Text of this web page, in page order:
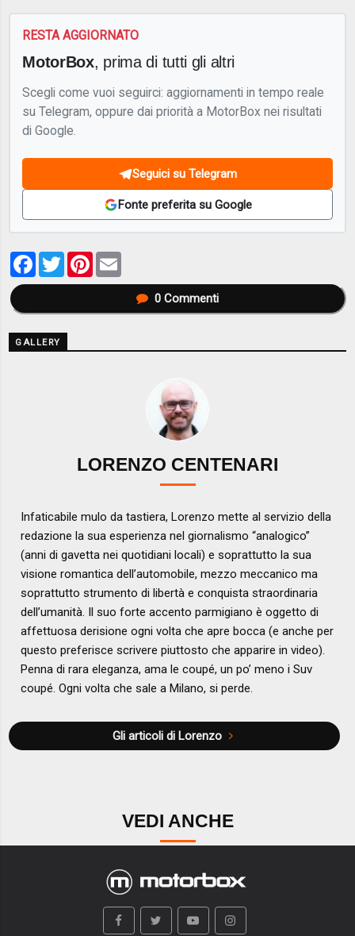
RESTA AGGIORNATO
MotorBox, prima di tutti gli altri
Scegli come vuoi seguirci: aggiornamenti in tempo reale
su Telegram, oppure dai priorità a MotorBox nei risultati
di Google.
Seguici su Telegram
Fonte preferita su Google
Facebook
TwitterPinterest
0Commenti
GALLERY
LORENZO CENTENARI
Infaticabile mulo da tastiera, Lorenzo mette al servizio della
redazione la sua esperienza nel giornalismo “analogico”
(anni di gavetta nei quotidiani locali) e soprattutto la sua
visione romantica dell’automobile, mezzo meccanico ma
soprattutto strumento di libertà e conquista straordinaria
dell’umanità. Il suo forte accento parmigiano è oggetto di
affettuosa derisione ogni volta che apre bocca (e anche per
questo preferisce scrivere piuttosto che apparire in video).
Penna di rara eleganza, ama le coupé, un po’ meno i Suv
coupé. Ogni volta che sale a Milano, si perde.
Gli articoli di Lorenzo
VEDI ANCHE